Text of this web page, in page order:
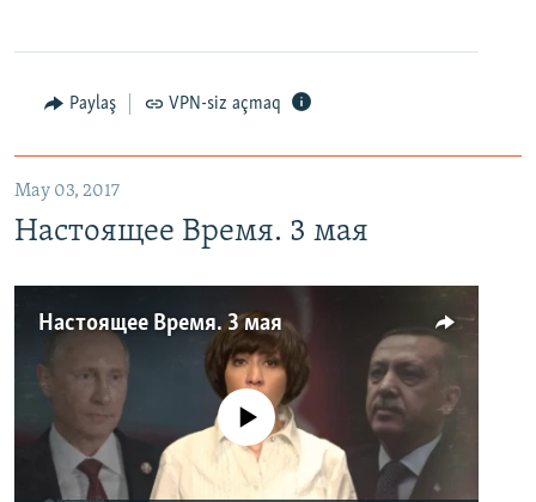
Paylaş VPN-siz açmaq
May 03, 2017
Настоящее Время. 3 мая
Настоящее Время. 3 мая
No media source currently available